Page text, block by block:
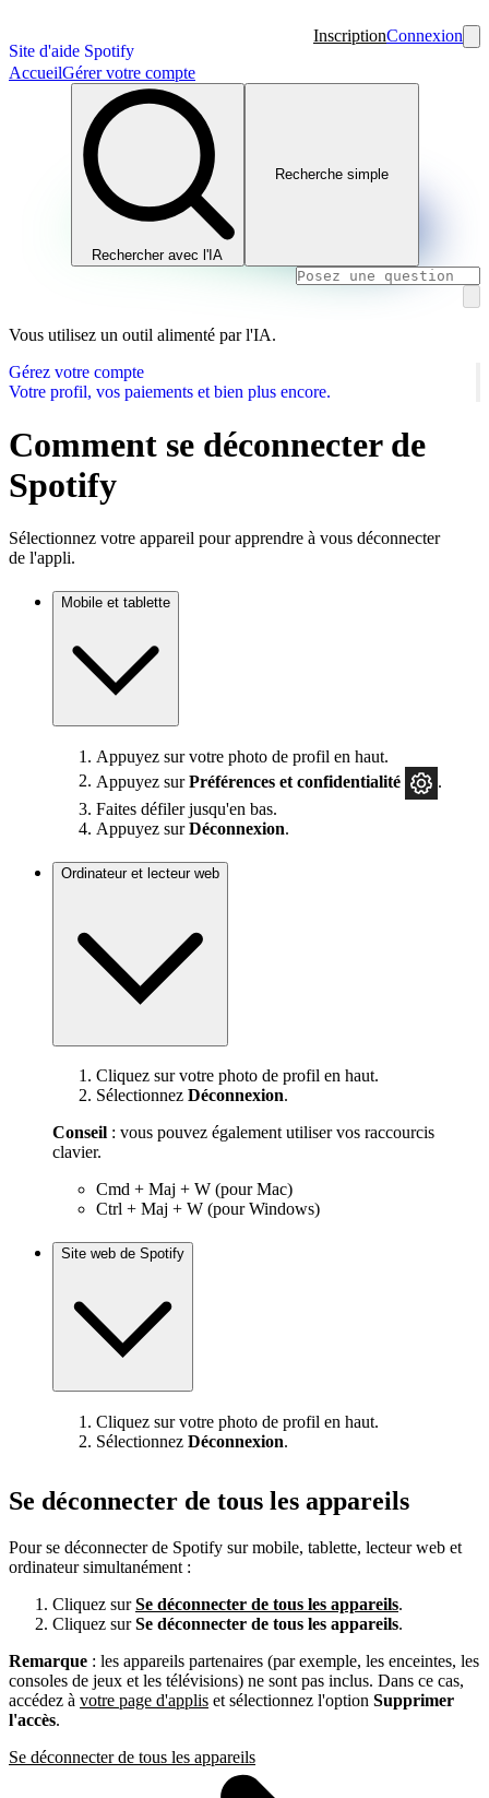
Site d'aide Spotify
InscriptionConnexion
AccueilGérer votre compte
Rechercher avec l'IA
Recherche simple
Vous utilisez un outil alimenté par l'IA.
Gérez votre compte
Votre profil, vos paiements et bien plus encore.
Comment se déconnecter de
Spotify
Sélectionnez votre appareil pour apprendre à vous déconnecter
de l'appli.
Mobile et tablette
Appuyez sur votre photo de profil en haut.
Appuyez surPréférences et confidentialité
.
Faites défiler jusqu'en bas.
Appuyez surDéconnexion.
Ordinateur et lecteur web
Cliquez sur votre photo de profil en haut.
Sélectionnez Déconnexion.
Conseil : vous pouvez également utiliser vos raccourcis
clavier.
Cmd + Maj + W (pour Mac)
Ctrl + Maj + W (pour Windows)
Site web de Spotify
Cliquez sur votre photo de profil en haut.
Sélectionnez Déconnexion.
Se déconnecter de tous les appareils
Pour se déconnecter de Spotify sur mobile, tablette, lecteur web et
ordinateur simultanément :
Cliquez surSe déconnecter de tous les appareils.
Cliquez surSe déconnecter de tous les appareils.
Remarque : les appareils partenaires (par exemple, les enceintes, les
consoles de jeux et les télévisions) ne sont pas inclus. Dans ce cas,
accédez à votre page d'applis et sélectionnez l'option Supprimer
l'accès.
Se déconnecter de tous les appareils